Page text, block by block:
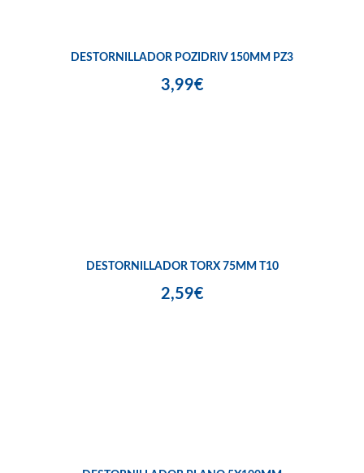
DESTORNILLADOR POZIDRIV 150MM PZ3
3,99€
DESTORNILLADOR TORX 75MM T10
2,59€